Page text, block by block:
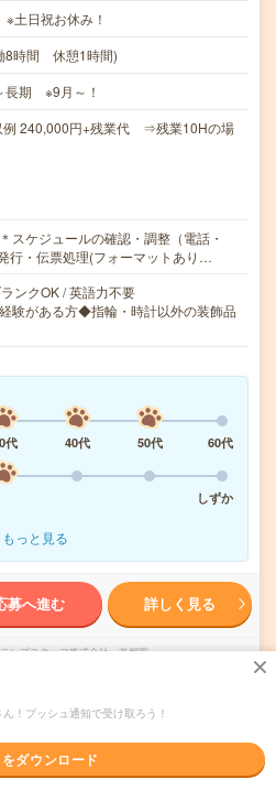
土日祝お休み！
8時間 休憩1時間)
長期 ※9月～！
240,000円+残業代 ⇒残業10Hの場
スケジュールの確認・調整（電話・
行・伝票処理(フォーマットあり…
ンクOK / 英語力不要
験がある方◆指輪・時計以外の装飾品
代 40代 50代
60代
しずか
もっと見る
募へ進む 詳しく見る
ンプスタッフ株式会社 首都圏
】大手グループ！デー
東戸塚駅直結
！プッシュ通知で受け取ろう！
ダウンロード